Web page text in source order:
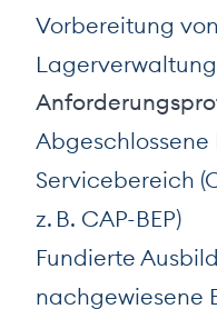
Vorbereitung
Lagerverwaltung
Servicebereich
z. B. CAP-BEP)
Fundierte
nachgewiesene